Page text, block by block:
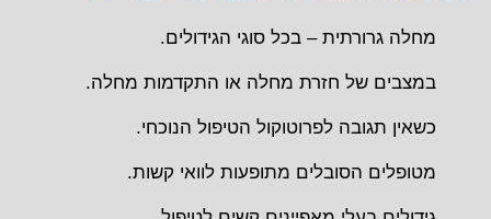
מחלה גרורתית – בכל סוגי הגידולים.
במצבים של חזרת מחלה או התקדמות מחלה.
כשאין תגובה לפרוטוקול הטיפול הנוכחי.
מטופלים הסובלים מתופעות לוואי קשות.